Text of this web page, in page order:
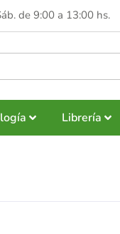
de 9:00 a 13:00 hs.
Librería